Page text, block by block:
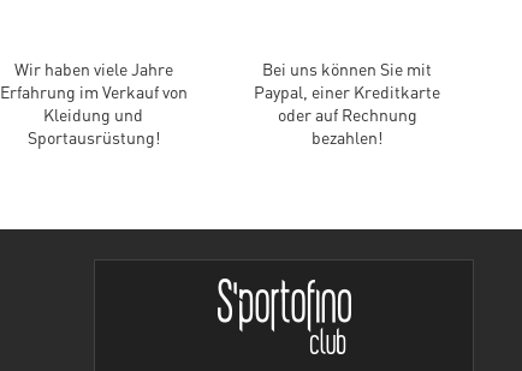
Wir haben viele Jahre
Erfahrung im Verkauf von
Kleidung und
Sportausrüstung!
Bei uns können Sie mit
Paypal, einer Kreditkarte
oder auf Rechnung
bezahlen!